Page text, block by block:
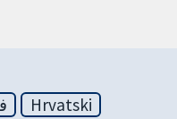
Hrvatski